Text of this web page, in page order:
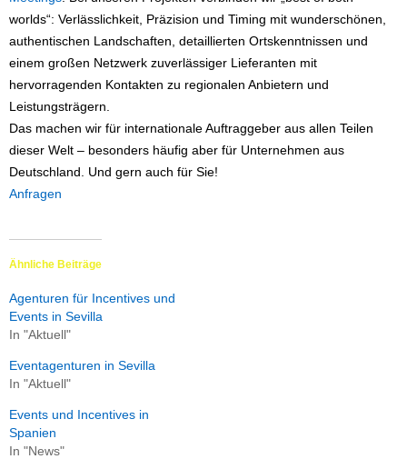
worlds“: Verlässlichkeit, Präzision und Timing mit wunderschönen,
authentischen Landschaften, detaillierten Ortskenntnissen und
einem großen Netzwerk zuverlässiger Lieferanten mit
hervorragenden Kontakten zu regionalen Anbietern und
Leistungsträgern.
Das machen wir für internationale Auftraggeber aus allen Teilen
dieser Welt – besonders häufig aber für Unternehmen aus
Deutschland. Und gern auch für Sie!
Anfragen
Ähnliche Beiträge
Agenturen für Incentives und
Events in Sevilla
In "Aktuell"
Eventagenturen in Sevilla
In "Aktuell"
Events und Incentives in
Spanien
In "News"